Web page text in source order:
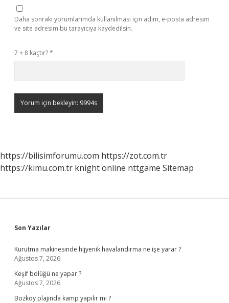
Daha sonraki yorumlarımda kullanılması için adım, e-posta adresim
ve site adresim bu tarayıcıya kaydedilsin.
7 + 8 kaçtır?*
https://bilisimforumu.com https://zot.com.tr
https://kimu.com.tr knight online nttgame Sitemap
Sidebar
Son Yazılar
Kurutma makinesinde hijyenik havalandırma ne işe yarar ?
Ağustos 7, 2026
Keşif bölüğü ne yapar ?
Ağustos 7, 2026
Bozköy plajında kamp yapılır mı ?